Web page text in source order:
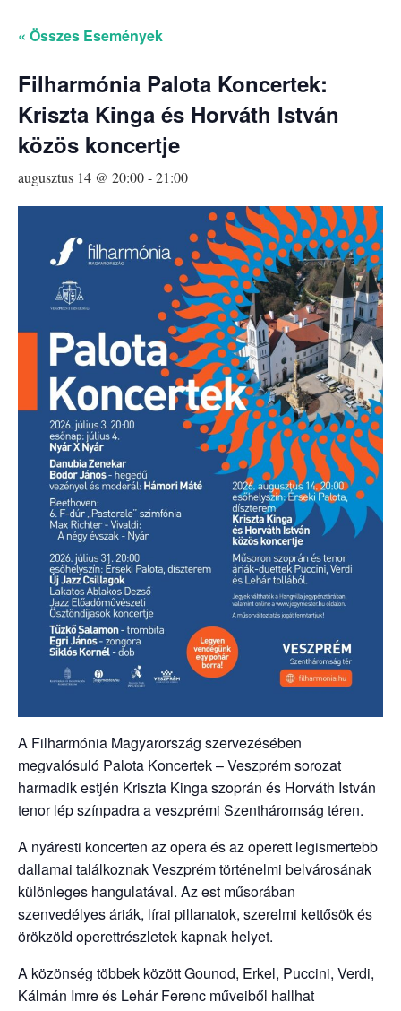
« Összes Események
Filharmónia Palota Koncertek:
Kriszta Kinga és Horváth István
közös koncertje
augusztus 14 @ 20:00-21:00
A Filharmónia Magyarország szervezésében
megvalósuló Palota Koncertek – Veszprém sorozat
harmadik estjén Kriszta Kinga szoprán és Horváth István
tenor lép színpadra a veszprémi Szentháromság téren.
A nyáresti koncerten az opera és az operett legismertebb
dallamai találkoznak Veszprém történelmi belvárosának
különleges hangulatával. Az est műsorában
szenvedélyes áriák, lírai pillanatok, szerelmi kettősök és
örökzöld operettrészletek kapnak helyet.
A közönség többek között Gounod, Erkel, Puccini, Verdi,
Kálmán Imre és Lehár Ferenc műveiből hallhat